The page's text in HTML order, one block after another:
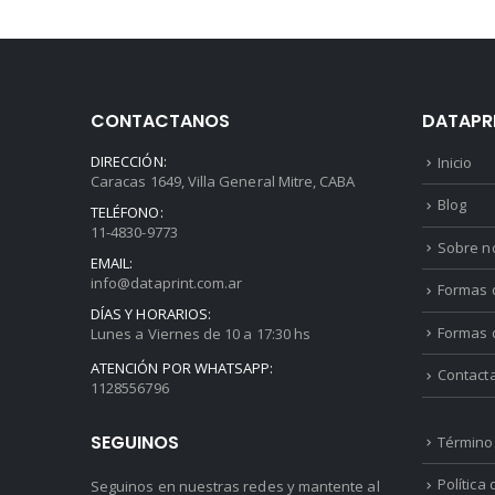
CONTACTANOS
DIRECCIÓN:
Caracas 1649, Villa General Mitre, CABA
TELÉFONO:
11-4830-9773
EMAIL:
info@dataprint.com.ar
DÍAS Y HORARIOS:
Lunes a Viernes de 10 a 17:30 hs
ATENCIÓN POR WHATSAPP:
1128556796
SEGUINOS
Seguinos en nuestras redes y mantente al
Inicio
Blog
Sobre
Formas
Formas
Política